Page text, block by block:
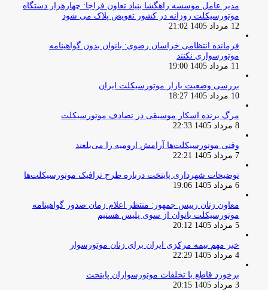
مدیر عامل موسسه راهگشا بنیاد تعاون فراجا: چهارهزار دستگاه
موتورسیکلت روزانه در کشور تعویض پلاک می شود
12 مرداد 1405 21:02
فرمانده انتظامی خراسان رضوی: بانوان بدون گواهینامه
موتورسواری نکنند
11 مرداد 1405 19:00
بررسی وضعیت بازار موتورسیکلت ایران
10 مرداد 1405 18:27
مرگ برنده اسکار موسیقی در تصادف موتورسیکلت
8 مرداد 1405 22:33
وقتی موتورسیکلت‌ها آرامش ارومیه را می‌بلعند
7 مرداد 1405 22:21
توضیحات شهرداری پایتخت درباره طرح ترافیک موتورسیکلت‌ها
6 مرداد 1405 19:06
معاون زنان رییس جمهور: منتظر اعلام زمان صدور گواهینامه
موتورسیکلت بانوان از سوی پلیس هستیم
5 مرداد 1405 20:12
خبر مهم بیمه مرکزی ایران برای زنان موتورسوار
4 مرداد 1405 22:29
برخورد قاطع با تخلفات موتورسواران پایتخت
3 مرداد 1405 20:15